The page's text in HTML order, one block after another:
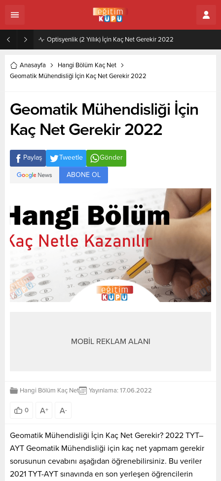
Anasayfa
Hangi Bölüm Kaç Net
Geomatik Mühendisliği İçin Kaç Net Gerekir 2022
Geomatik Mühendisliği İçin
Kaç Net Gerekir 2022
Paylaş Tweetle Gönder
ABONE OL
MOBİL REKLAM ALANI
Hangi Bölüm Kaç Net Yayınlama: 17.06.2022
0 A+ A-
Geomatik Mühendisliği İçin Kaç Net Gerekir? 2022 TYT–
AYT Geomatik Mühendisliği için kaç net yapmam gerekir
sorusunun cevabını aşağıdan öğrenebilirsiniz. Bu veriler
2021 TYT-AYT sınavında en son yerleşen öğrencilerin